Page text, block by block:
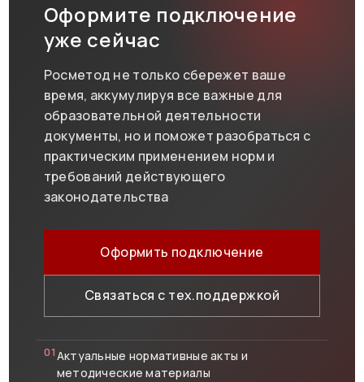
Оформите подключение
уже сейчас
Росметод не только сбережет ваше
время, аккумулируя все важные для
образовательной деятельности
документы, но и поможет разобраться с
практическим применением норм и
требований действующего
законодательства
Оформить подключение
Связаться с тех.поддержкой
01Актуальные нормативные акты и
методические материалы